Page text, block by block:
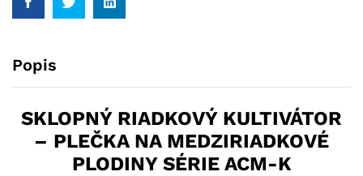
Popis
SKLOPNÝ RIADKOVÝ KULTIVÁTOR
– PLEČKA NA MEDZIRIADKOVÉ
PLODINY SÉRIE ACM-K